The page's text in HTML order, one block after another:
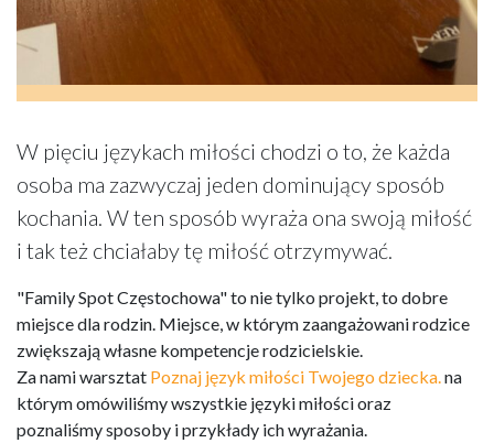
W pięciu językach miłości chodzi o to, że każda
osoba ma zazwyczaj jeden dominujący sposób
kochania. W ten sposób wyraża ona swoją miłość
i tak też chciałaby tę miłość otrzymywać.
"Family Spot Częstochowa" to nie tylko projekt, to dobre
miejsce dla rodzin. Miejsce, w którym zaangażowani rodzice
zwiększają własne kompetencje rodzicielskie.
Za nami warsztat Poznaj język miłości Twojego dziecka.na
którym omówiliśmy wszystkie języki miłości oraz
poznaliśmy sposoby i przykłady ich wyrażania.